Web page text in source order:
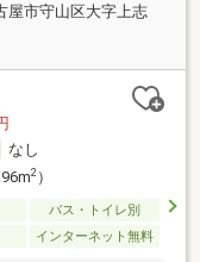
屋市守山区大字上志
なし
2）
バス・トイレ別
インターネット無料